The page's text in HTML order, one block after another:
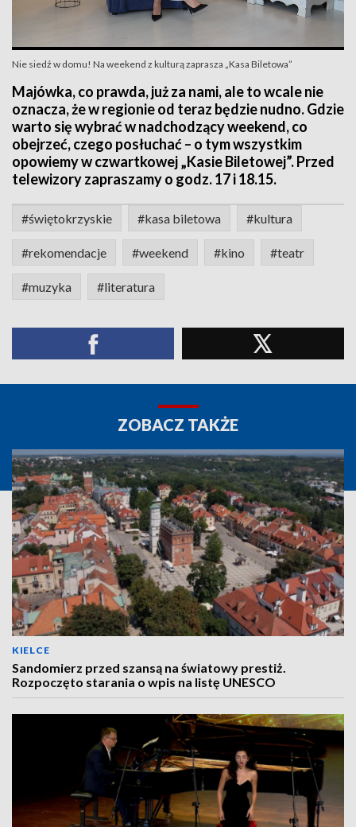
Nie siedź w domu! Na weekend z kulturą zaprasza „Kasa Biletowa”
Majówka, co prawda, już za nami, ale to wcale nie
oznacza, że w regionie od teraz będzie nudno. Gdzie
warto się wybrać w nadchodzący weekend, co
obejrzeć, czego posłuchać – o tym wszystkim
opowiemy w czwartkowej „Kasie Biletowej”. Przed
telewizory zapraszamy o godz. 17 i 18.15.
#świętokrzyskie #kasa biletowa #kultura
#rekomendacje #weekend #kino #teatr
#muzyka #literatura
ZOBACZ TAKŻE
KIELCE
Sandomierz przed szansą na światowy prestiż.
Rozpoczęto starania o wpis na listę UNESCO